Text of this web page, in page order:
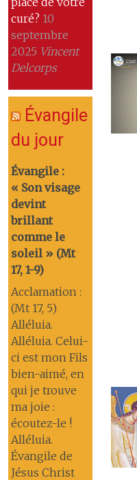
curé? 10
septembre
2025 Vincent
Delcorps
Évangile
du jour
Évangile :
« Son visage
devint
brillant
comme le
soleil » (Mt
17, 1-9)
Acclamation :
(Mt 17, 5)
Alléluia.
Alléluia. Celui-
ci est mon Fils
bien-aimé, en
qui je trouve
ma joie :
écoutez-le !
Alléluia.
Évangile de
Jésus Christ